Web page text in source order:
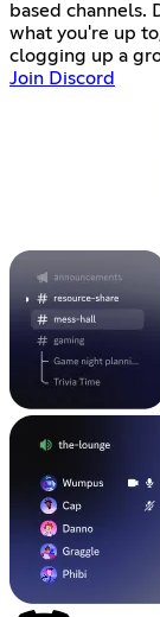
based channels.
what you're up
clogging up a
Join Discord